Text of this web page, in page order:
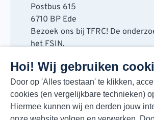
Hoi! Wij gebruiken
Door op 'Alles toestaan' te klikken,
cookies (en vergelijkbare technieken)
Hiermee kunnen wij en derden jouw
Postbus 615
6710 BP Ede
Bezoek ons bij TFRC! De
het FSIN.
6717 LT Ede
Contact
088 730 48 00
info@fsin.nl